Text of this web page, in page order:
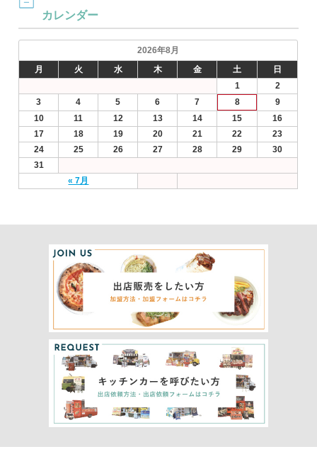
カレンダー
2026年8月
月
火 水 木 金 土 日
« 7月
1
2
3
4 5 6 7 8
9
10
11 12 13 14 15
16
17
18 19 20 21 22
23
24
25 26 27 28 29
30
31